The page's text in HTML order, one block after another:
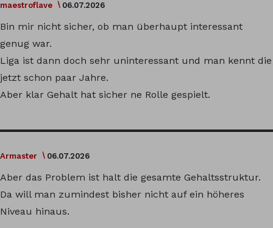
maestroflave 06.07.2026
Bin mir nicht sicher, ob man überhaupt interessant
genug war.
Liga ist dann doch sehr uninteressant und man kennt die
jetzt schon paar Jahre.
Aber klar Gehalt hat sicher ne Rolle gespielt.
Armaster 06.07.2026
Aber das Problem ist halt die gesamte Gehaltsstruktur.
Da will man zumindest bisher nicht auf ein höheres
Niveau hinaus.